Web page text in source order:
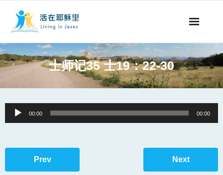
事工概要
阅读文章
士师记35 士19：22-30
Audio
Player
00:00 00:00
Prev Next